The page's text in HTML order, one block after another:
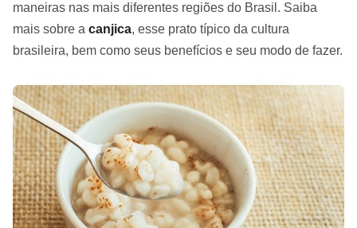
maneiras nas mais diferentes regiões do Brasil. Saiba
mais sobre a canjica, esse prato típico da cultura
brasileira, bem como seus benefícios e seu modo de fazer.